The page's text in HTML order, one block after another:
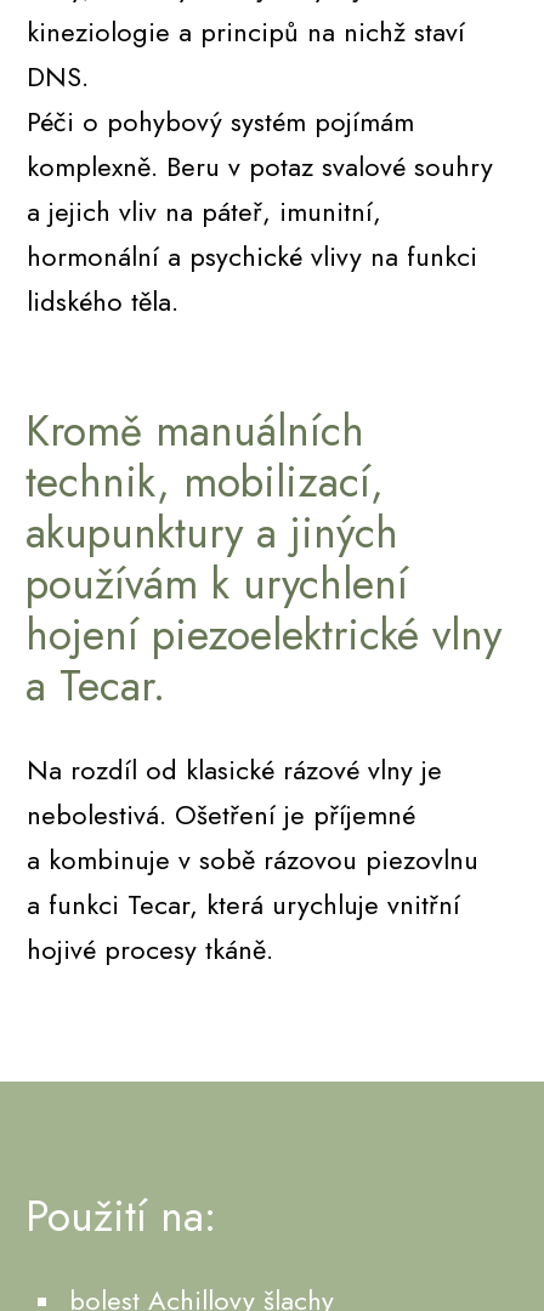
kineziologie a principů na nichž staví
DNS.
Péči o pohybový systém pojímám
komplexně. Beru v potaz svalové souhry
a jejich vliv na páteř, imunitní,
hormonální a psychické vlivy na funkci
lidského těla.
Kromě manuálních
technik, mobilizací,
akupunktury a jiných
používám k urychlení
hojení piezoelektrické vlny
a Tecar.
Na rozdíl od klasické rázové vlny je
nebolestivá. Ošetření je příjemné
a kombinuje v sobě rázovou piezovlnu
a funkci Tecar, která urychluje vnitřní
hojivé procesy tkáně.
Použití na:
bolest Achillovy šlachy